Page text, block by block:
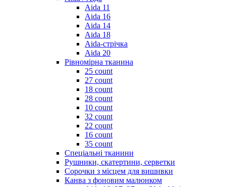
Aida 11
Aida 16
Aida 14
Aida 18
Aida-стрічка
Aida 20
Рівномірна тканина
25 count
27 count
18 count
28 count
10 count
32 count
22 count
16 count
35 count
Спеціальні тканини
Рушники, скатертини, серветки
Сорочки з місцем для вишивки
Канва з фоновим малюнком